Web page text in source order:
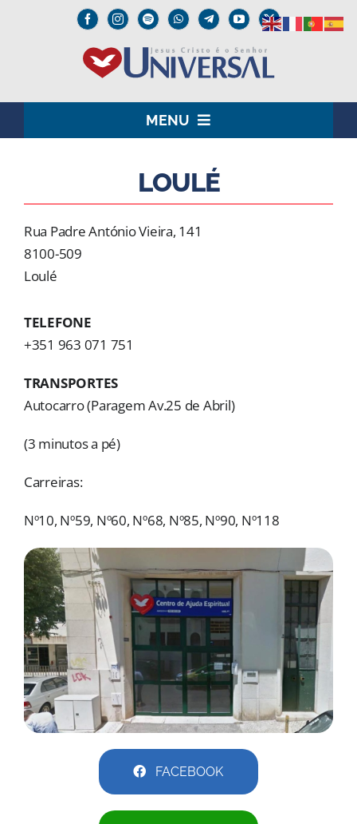
MENU
INSTITUCIONAL
UNIVERSAL+
MEDIA
DOAÇÕES
Pesquisar
LOULÉ
Rua Padre António Vieira, 141
8100-509
Loulé
TELEFONE
+351 963 071 751
TRANSPORTES
Autocarro (Paragem Av.25 de Abril)
(3 minutos a pé)
Carreiras:
Nº10, Nº59, Nº60, Nº68, Nº85, Nº90, Nº118
FACEBOOK